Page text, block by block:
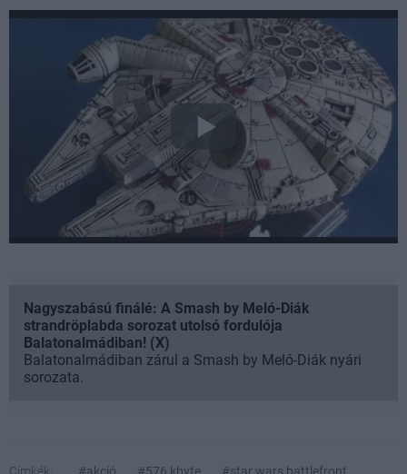
Nagyszabású finálé: A Smash by Meló-Diák
strandröplabda sorozat utolsó fordulója
Balatonalmádiban! (X)
Balatonalmádiban zárul a Smash by Meló-Diák nyári
sorozata.
Címkék: #akció #576 kbyte
#star wars battlefront